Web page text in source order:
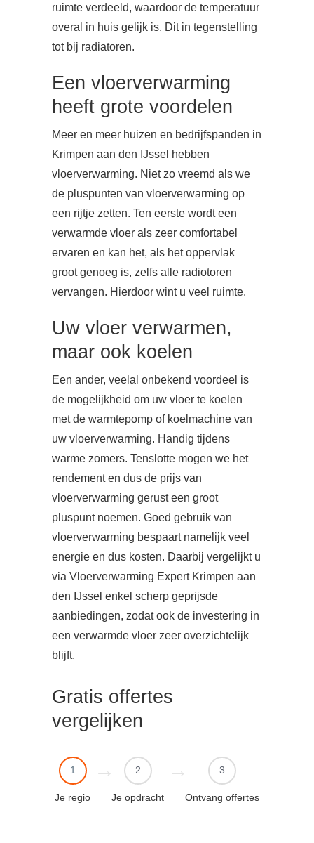
ruimte verdeeld, waardoor de temperatuur
overal in huis gelijk is. Dit in tegenstelling
tot bij radiatoren.
Een vloerverwarming
heeft grote voordelen
Meer en meer huizen en bedrijfspanden in
Krimpen aan den IJssel hebben
vloerverwarming. Niet zo vreemd als we
de pluspunten van vloerverwarming op
een rijtje zetten. Ten eerste wordt een
verwarmde vloer als zeer comfortabel
ervaren en kan het, als het oppervlak
groot genoeg is, zelfs alle radiotoren
vervangen. Hierdoor wint u veel ruimte.
Uw vloer verwarmen,
maar ook koelen
Een ander, veelal onbekend voordeel is
de mogelijkheid om uw vloer te koelen
met de warmtepomp of koelmachine van
uw vloerverwarming. Handig tijdens
warme zomers. Tenslotte mogen we het
rendement en dus de prijs van
vloerverwarming gerust een groot
pluspunt noemen. Goed gebruik van
vloerverwarming bespaart namelijk veel
energie en dus kosten. Daarbij vergelijkt u
via Vloerverwarming Expert Krimpen aan
den IJssel enkel scherp geprijsde
aanbiedingen, zodat ook de investering in
een verwarmde vloer zeer overzichtelijk
blijft.
Gratis offertes
vergelijken
1
Je regio
2
Je opdracht
3
Ontvang offertes